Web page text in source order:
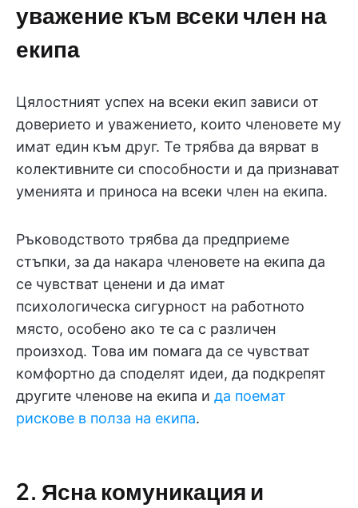
уважение към всеки член на
екипа
Цялостният успех на всеки екип зависи от
доверието и уважението, които членовете му
имат един към друг. Те трябва да вярват в
колективните си способности и да признават
уменията и приноса на всеки член на екипа.
Ръководството трябва да предприеме
стъпки, за да накара членовете на екипа да
се чувстват ценени и да имат
психологическа сигурност на работното
място, особено ако те са с различен
произход. Това им помага да се чувстват
комфортно да споделят идеи, да подкрепят
другите членове на екипа и да поемат
рискове в полза на екипа.
2. Ясна комуникация и